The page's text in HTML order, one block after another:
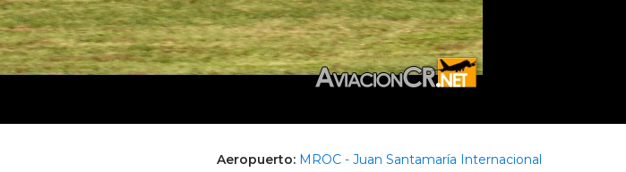
Aeropuerto: MROC - Juan Santamaría Internacional